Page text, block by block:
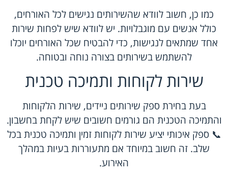
כמו כן, חשוב לוודא שהשירותים נגישים לכל האורחים,
כולל אנשים עם מוגבלויות. יש לוודא שיש לפחות שירות
אחד שמתאים לנגישות, כדי להבטיח שכל האורחים יוכלו
להשתמש בשירותים בצורה נוחה ובטוחה.
שירות לקוחות ותמיכה טכנית
בעת בחירת ספק שירותים ניידים, שירות הלקוחות
והתמיכה הטכנית הם גורמים חשובים שיש לקחת בחשבון.
📞 ספק איכותי יציע שירות לקוחות זמין ותמיכה טכנית בכל
שלב. זה חשוב במיוחד אם מתעוררות בעיות במהלך
האירוע.